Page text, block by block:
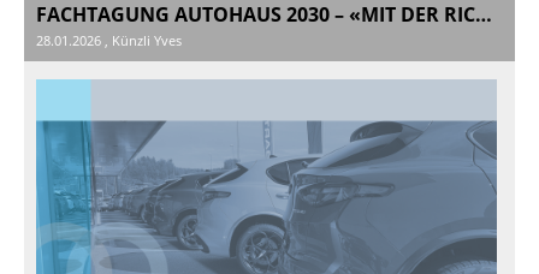
FACHTAGUNG AUTOHAUS 2030 – «MIT DER RICHTIGEN STRATEGIE INS NÄCHSTE JAHRZEHNT!»
28.01.2026 , Künzli Yves